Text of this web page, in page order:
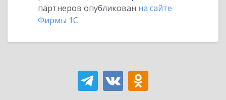
партнеров опубликован на сайте
Фирмы 1С